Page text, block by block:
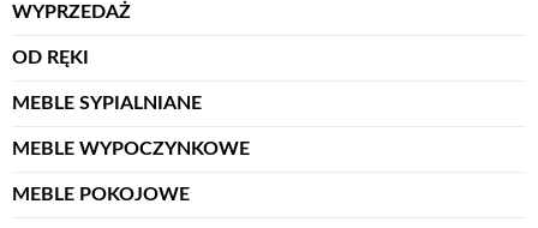
WYPRZEDAŻ
OD RĘKI
MEBLE SYPIALNIANE
MEBLE WYPOCZYNKOWE
MEBLE POKOJOWE